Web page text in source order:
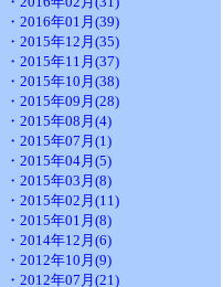
・2016年01月(39)
・2015年12月(35)
・2015年11月(37)
・2015年10月(38)
・2015年09月(28)
・2015年08月(4)
・2015年07月(1)
・2015年04月(5)
・2015年03月(8)
・2015年02月(11)
・2015年01月(8)
・2014年12月(6)
・2012年10月(9)
・2012年07月(21)